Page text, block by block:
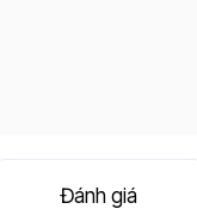
Đánh giá